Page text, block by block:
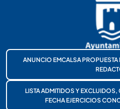
ANUNCIO EMCALSA PROPUESTA
LISTA ADMITIDOS Y
FECHA EJERCICIOS